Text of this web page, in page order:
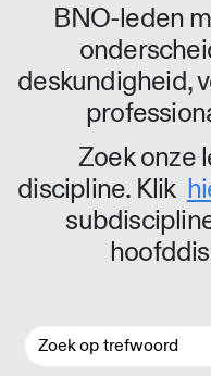
BNO-leden
deskundigheid,
Zoek onze
discipline. Klik